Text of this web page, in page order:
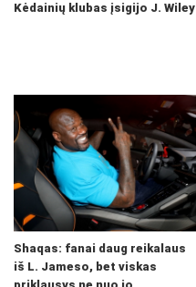
Kėdainių klubas įsigijo J. Wiley
Shaqas: fanai daug reikalaus
iš L. Jameso, bet viskas